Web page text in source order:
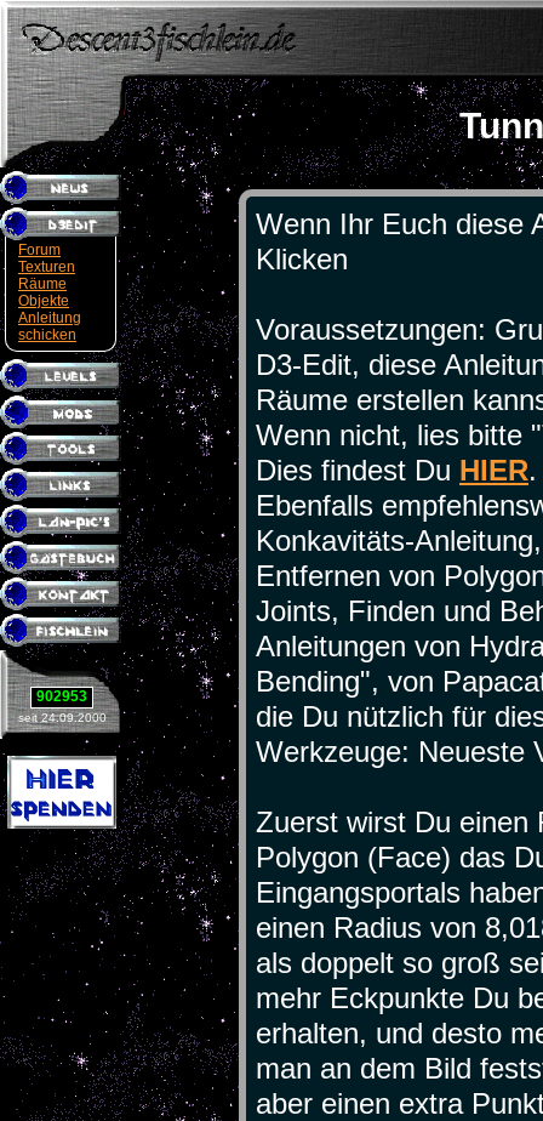
Forum
Texturen
Räume
Objekte
Anleitung
schicken
902953
seit 24.09.2000
Wenn Ihr Euch diese
Klicken
Voraussetzungen:
D3-Edit, diese
Räume erstellen
Wenn nicht, lies bitte
Dies findest Du HIER.
Ebenfalls
Konkavitäts-
Entfernen von
Joints, Finden und
Anleitungen von
Bending", von
die Du nützlich für
Werkzeuge: Neueste
Zuerst wirst Du einen
Polygon (Face) das
Eingangsportals
einen Radius von
als doppelt so groß
mehr Eckpunkte Du
erhalten, und desto
man an dem Bild
aber einen extra